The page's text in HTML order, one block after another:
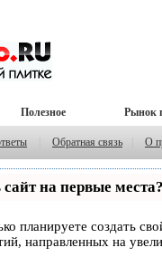
Полезное Рынок
Обратная связь О
на первые места?
планируете создать
направленных на